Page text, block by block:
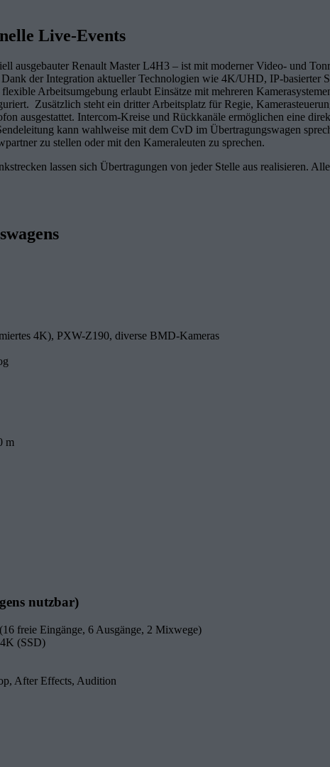
Live-Events
ausgebauter Renault Master L4H3 – ist mit moderner Video- und
der Integration aktueller Technologien wie 4K/UHD, IP-basierter
Arbeitsumgebung erlaubt Einsätze mit mehreren
Zusätzlich steht ein dritter Arbeitsplatz für Regie,
ausgestattet. Intercom-Kreise und Rückkanäle ermöglichen eine
kann wahlweise mit dem CvD im Übertragungswagen
zu stellen oder mit den Kameraleuten zu sprechen.
lassen sich Übertragungen von jeder Stelle aus realisieren.
4K), PXW-Z190, diverse BMD-Kameras
m
nutzbar)
freie Eingänge, 6 Ausgänge, 2 Mixwege)
(SSD)
After Effects, Audition